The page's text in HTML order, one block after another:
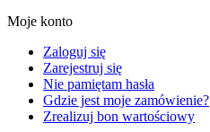
Moje konto
Zaloguj się
Zarejestruj się
Nie pamiętam hasła
Gdzie jest moje zamówienie?
Zrealizuj bon wartościowy